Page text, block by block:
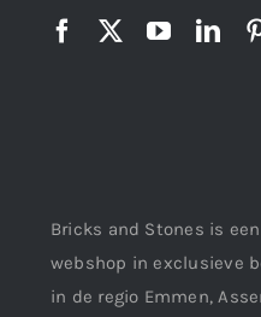
Bricks and Stones is
webshop in exclusieve
in de regio Emmen,